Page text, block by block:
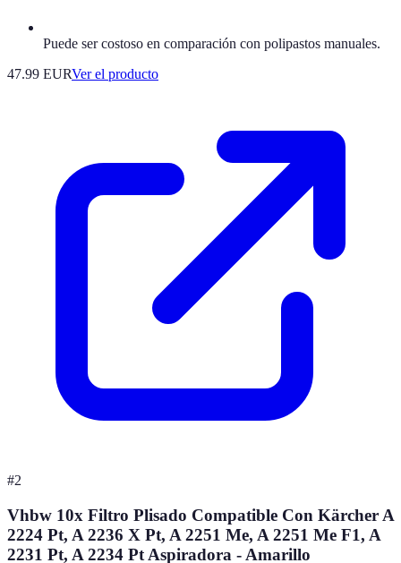
Puede ser costoso en comparación con polipastos manuales.
47.99 EURVer el producto
#2
Vhbw 10x Filtro Plisado Compatible Con Kärcher A
2224 Pt, A 2236 X Pt, A 2251 Me, A 2251 Me F1, A
2231 Pt, A 2234 Pt Aspiradora - Amarillo